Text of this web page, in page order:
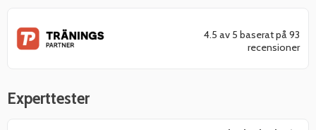
4.5 av 5 baserat på 93
recensioner
Experttester